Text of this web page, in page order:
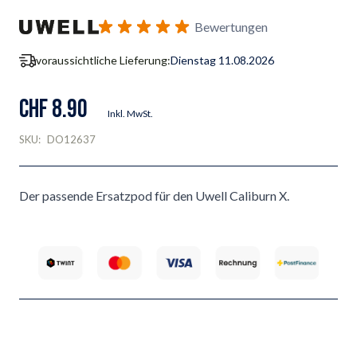
Bewertungen
voraussichtliche Lieferung:Dienstag 11.08.2026
CHF 8.90 Inkl. MwSt.
SKU: DO12637
Der passende Ersatzpod für den Uwell Caliburn X.